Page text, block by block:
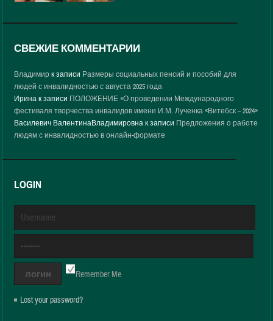
СВЕЖИЕ КОММЕНТАРИИ
Владимир к записи Размеры социальных пенсий и пособий для
людей с инвалидностью с августа 2025 года
Ирина к записи ПОЛОЖЕНИЕ «О проведении Международного
фестиваля творчества инвалидов имени И.М. Лученка «Витебск – 2024»
Василевич ВалентинаВладимировна к записи Предложения о работе
людям с инвалидностью в онлайн-формате
LOGIN
Remember Me
Lost your password?